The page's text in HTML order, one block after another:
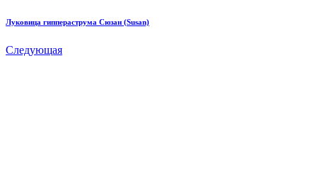
Луковица гиппераструма Сюзан (Susan)
Следующая